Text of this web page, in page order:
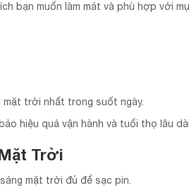
bạn muốn làm mát và phù hợp với
trời nhất trong suốt ngày.
hiệu quả vận hành và tuổi thọ lâu dài.
Trời
mặt trời đủ để sạc pin.